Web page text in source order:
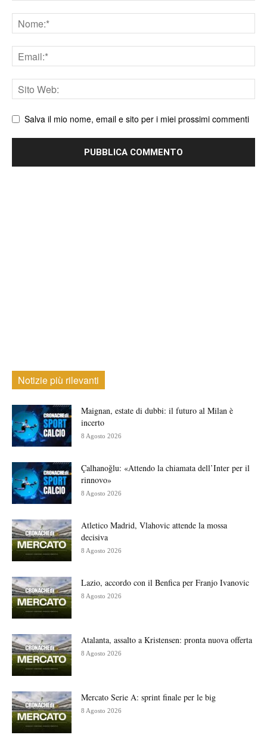
Nome
Email
Sito
web
Salva il mio nome, email e sito per i miei prossimi commenti
Notizie più rilevanti
Maignan, estate di dubbi: il futuro al Milan è
incerto
8 Agosto 2026
Çalhanoğlu: «Attendo la chiamata dell’Inter per il
rinnovo»
8 Agosto 2026
Atletico Madrid, Vlahovic attende la mossa
decisiva
8 Agosto 2026
Lazio, accordo con il Benfica per Franjo Ivanovic
8 Agosto 2026
Atalanta, assalto a Kristensen: pronta nuova offerta
8 Agosto 2026
Mercato Serie A: sprint finale per le big
8 Agosto 2026